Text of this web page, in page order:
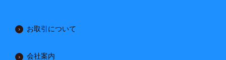
お取引について
会社案内